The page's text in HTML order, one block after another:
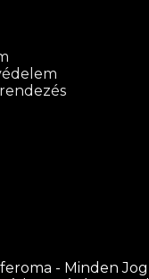
- Minden